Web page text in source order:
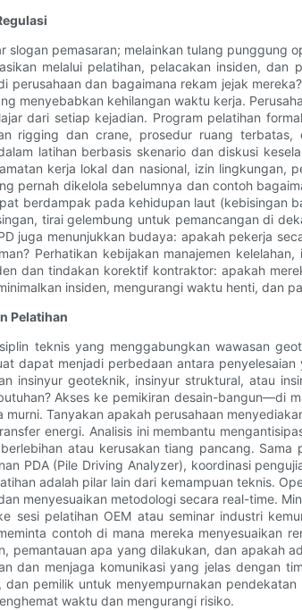
slogan pemasaran; melainkan tulang
melalui pelatihan, pelacakan insiden,
perusahaan dan bagaimana rekam jejak
menyebabkan kehilangan waktu kerja.
dari setiap kejadian. Program pelatihan
rigging dan crane, prosedur ruang
latihan berbasis skenario dan diskusi
kerja lokal dan nasional, izin
pernah dikelola sebelumnya dan contoh
berdampak pada kehidupan laut (kebisingan
tirai gelembung untuk pemancangan di
juga menunjukkan budaya: apakah pekerja
Perhatikan kebijakan manajemen
dan tindakan korektif kontraktor: apakah
insiden, mengurangi waktu henti, dan
Pelatihan
teknis yang menggabungkan wawasan
dapat menjadi perbedaan antara
insinyur geoteknik, insinyur struktural, atau
Akses ke pemikiran desain-
Tanyakan apakah perusahaan
energi. Analisis ini membantu
atau kerusakan tiang pancang.
PDA (Pile Driving Analyzer), koordinasi
adalah pilar lain dari kemampuan teknis.
menyesuaikan metodologi secara real-time.
sesi pelatihan OEM atau seminar industri
contoh di mana mereka
pemantauan apa yang dilakukan, dan apakah
dan menjaga komunikasi yang jelas dengan
pemilik untuk menyempurnakan
waktu dan mengurangi risiko.